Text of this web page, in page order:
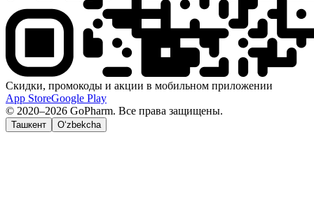
Скидки, промокоды и акции в мобильном приложении
App StoreGoogle Play
© 2020–2026 GoPharm. Все права защищены.
Ташкент O‘zbekcha